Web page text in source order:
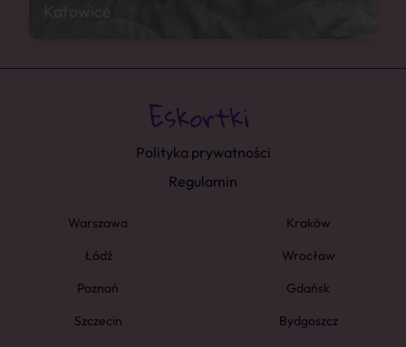
Polityka prywatności
Regulamin
Warszawa
Kraków
Łódź
Wrocław
Poznań
Gdańsk
Szczecin
Bydgoszcz